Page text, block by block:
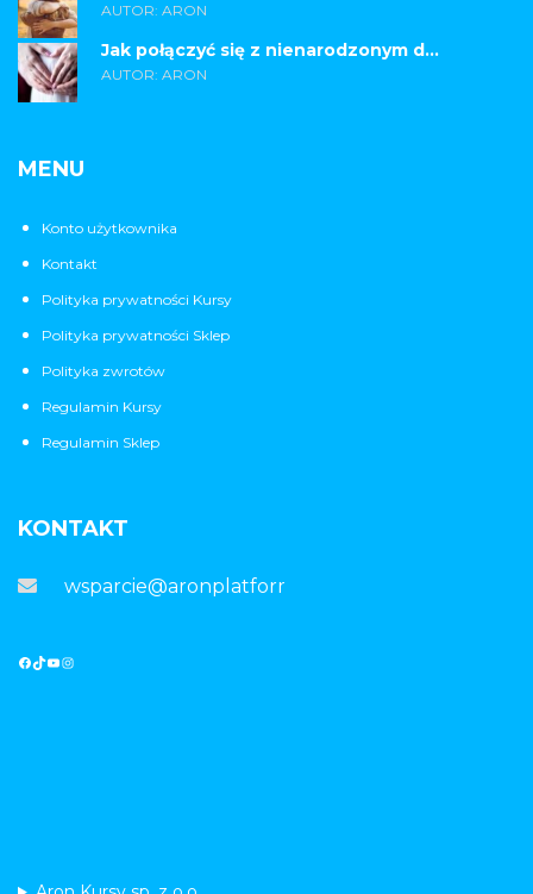
AUTOR: ARON
Jak połączyć się z nienarodzonym d...
AUTOR: ARON
MENU
Konto użytkownika
Kontakt
Polityka prywatności Kursy
Polityka prywatności Sklep
Polityka zwrotów
Regulamin Kursy
Regulamin Sklep
KONTAKT
wsparcie@aronplatforma.pl